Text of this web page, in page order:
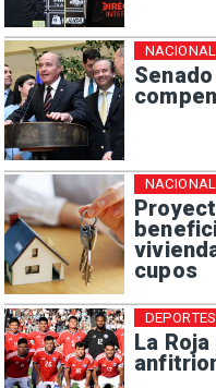
NACIONAL
cupos
NACIONAL
La
DEPORTES